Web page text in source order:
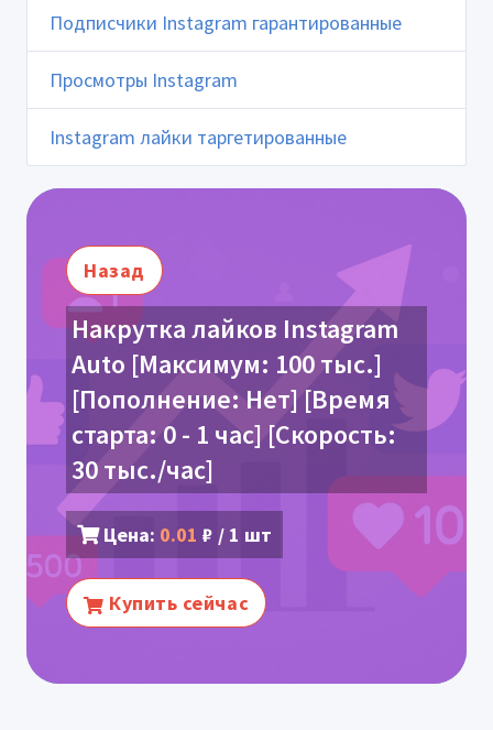
Подписчики Instagram гарантированные
Просмотры Instagram
Instagram лайки таргетированные
Назад
Накрутка лайков Instagram
Auto [Максимум: 100 тыс.]
[Пополнение: Нет] [Время
старта: 0 - 1 час] [Скорость:
30 тыс./час]
Цена: 0.01 ₽ / 1 шт
Купить сейчас